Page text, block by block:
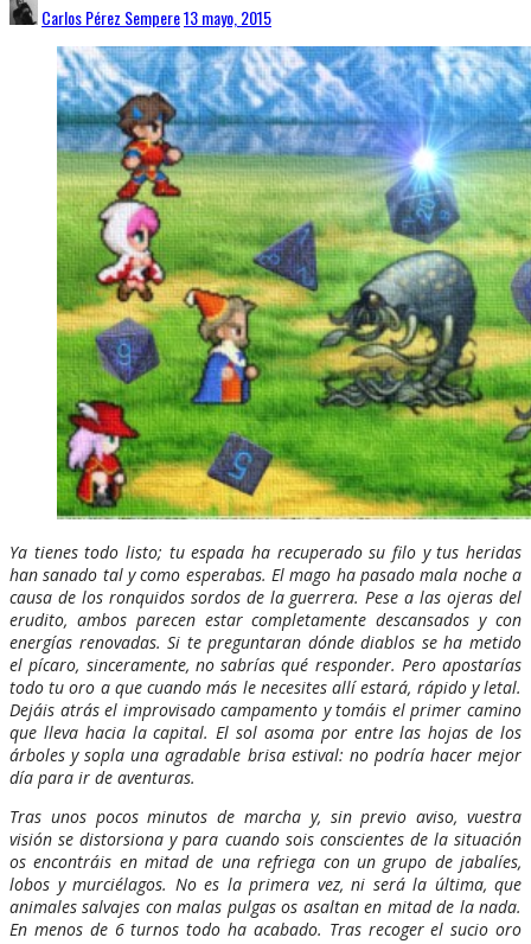
Carlos Pérez Sempere13 mayo, 2015
Ya tienes todo listo; tu espada ha recuperado su filo y tus heridas
han sanado tal y como esperabas. El mago ha pasado mala noche a
causa de los ronquidos sordos de la guerrera. Pese a las ojeras del
erudito, ambos parecen estar completamente descansados y con
energías renovadas. Si te preguntaran dónde diablos se ha metido
el pícaro, sinceramente, no sabrías qué responder. Pero apostarías
todo tu oro a que cuando más le necesites allí estará, rápido y letal.
Dejáis atrás el improvisado campamento y tomáis el primer camino
que lleva hacia la capital. El sol asoma por entre las hojas de los
árboles y sopla una agradable brisa estival: no podría hacer mejor
día para ir de aventuras.
Tras unos pocos minutos de marcha y, sin previo aviso, vuestra
visión se distorsiona y para cuando sois conscientes de la situación
os encontráis en mitad de una refriega con un grupo de jabalíes,
lobos y murciélagos. No es la primera vez, ni será la última, que
animales salvajes con malas pulgas os asaltan en mitad de la nada.
En menos de 6 turnos todo ha acabado. Tras recoger el sucio oro